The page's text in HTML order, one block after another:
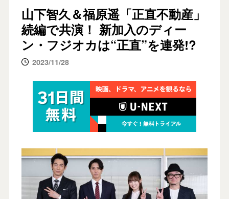
山下智久＆福原遥「正直不動産」
続編で共演！ 新加入のディー
ン・フジオカは“正直”を連発!?
2023/11/28